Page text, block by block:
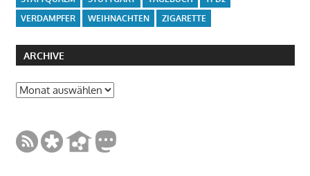
VERDAMPFER
WEIHNACHTEN ZIGARETTE
ARCHIVE
Archive